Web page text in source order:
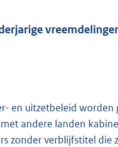
en uitzetbeleid worden
andere landen
zonder verblijfstitel die